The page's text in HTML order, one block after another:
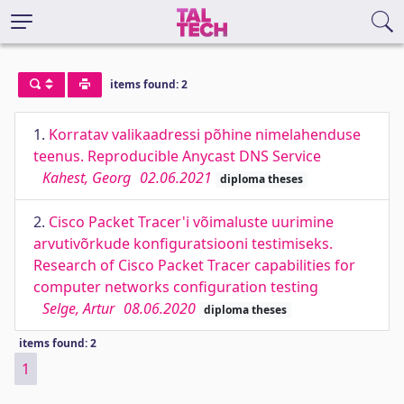
items found: 2
1. Korratav valikaadressi põhine nimelahenduse
teenus. Reproducible Anycast DNS Service
Kahest, Georg 02.06.2021 diploma theses
2. Cisco Packet Tracer'i võimaluste uurimine
arvutivõrkude konfiguratsiooni testimiseks.
Research of Cisco Packet Tracer capabilities for
computer networks configuration testing
Selge, Artur 08.06.2020 diploma theses
items found: 2
1